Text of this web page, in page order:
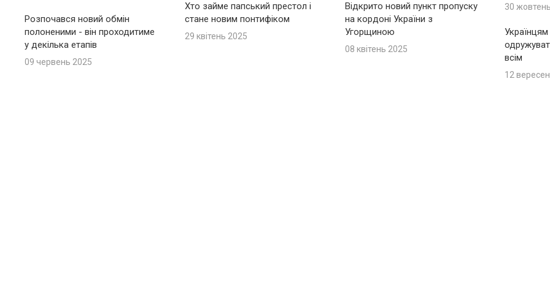
Розпочався новий обмін
полоненими - він проходитиме
у декілька етапів
09 червень 2025
Хто займе папський престол і
стане новим понтифіком
29 квітень 2025
Відкрито новий пункт пропуску
на кордоні України з
Угорщиною
08 квітень 2025
30
всім
12